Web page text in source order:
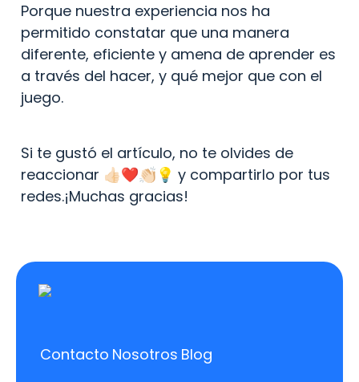
Porque nuestra experiencia nos ha
permitido constatar que una manera
diferente, eficiente y amena de aprender es
a través del hacer, y qué mejor que con el
juego.
Si te gustó el artículo, no te olvides de
reaccionar 👍🏻❤️👏🏻💡 y compartirlo por tus
redes.¡Muchas gracias!
Contacto Nosotros Blog